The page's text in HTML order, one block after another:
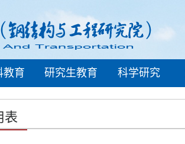
教育 研究生教育 科学研究
表